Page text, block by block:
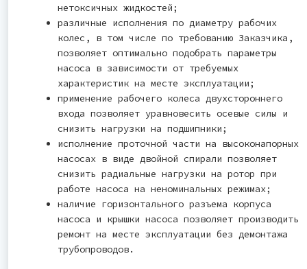
нетоксичных жидкостей;
различные исполнения по диаметру рабочих
колес, в том числе по требованию Заказчика,
позволяет оптимально подобрать параметры
насоса в зависимости от требуемых
характеристик на месте эксплуатации;
применение рабочего колеса двухстороннего
входа позволяет уравновесить осевые силы и
снизить нагрузки на подшипники;
исполнение проточной части на высоконапорных
насосах в виде двойной спирали позволяет
снизить радиальные нагрузки на ротор при
работе насоса на неноминальных режимах;
наличие горизонтального разъема корпуса
насоса и крышки насоса позволяет производить
ремонт на месте эксплуатации без демонтажа
трубопроводов.